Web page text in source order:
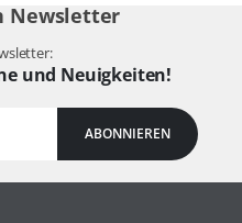
Newsletter
und Neuigkeiten!
ABONNIEREN